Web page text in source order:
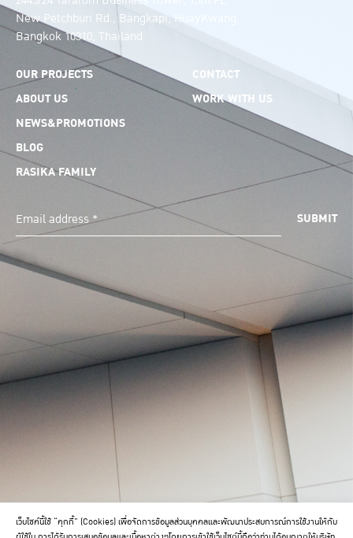
New Petchburi Rd., Bangkapi, HuayKwang,
Bangkok 10310, Thailand
OUR PROJECTS
ABOUT US
NEWS&PROMOTIONS
BLOG
RASIKA FAMILY
CONTACT
WORK WITH US
Email address * SUBMIT
POLICY
เว็บไซค์นี้ใช้ “คุกกี้” (Cookies) เพื่อจัดการข้อมูลส่วนบุคคลและพัฒนาประสบการณ์การใช้งานให้กับ